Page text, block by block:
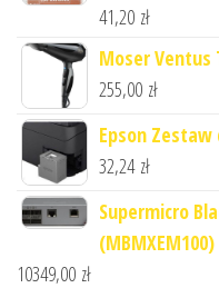
41,20 zł
Moser Ventus
255,00 zł
Epson Zestaw
32,24 zł
Supermicro
(MBMXEM100)
10349,00 zł